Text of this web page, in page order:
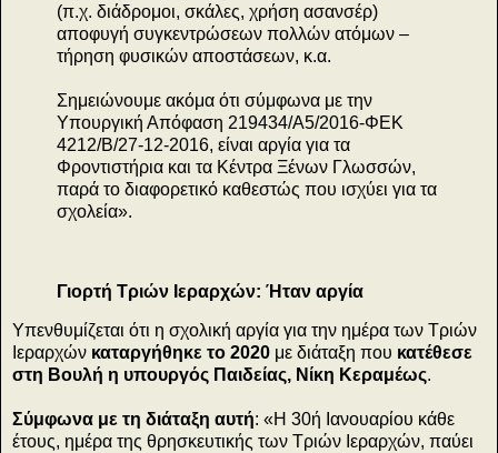
(π.χ. διάδρομοι, σκάλες, χρήση ασανσέρ)
αποφυγή συγκεντρώσεων πολλών ατόμων –
τήρηση φυσικών αποστάσεων, κ.α.
Σημειώνουμε ακόμα ότι σύμφωνα με την
Υπουργική Απόφαση 219434/Α5/2016-ΦΕΚ
4212/Β/27-12-2016, είναι αργία για τα
Φροντιστήρια και τα Κέντρα Ξένων Γλωσσών,
παρά το διαφορετικό καθεστώς που ισχύει για τα
σχολεία».
Γιορτή Τριών Ιεραρχών: Ήταν αργία
Υπενθυμίζεται ότι η σχολική αργία για την ημέρα των Τριών
Ιεραρχών καταργήθηκε το 2020 με διάταξη που κατέθεσε
στη Βουλή η υπουργός Παιδείας, Νίκη Κεραμέως.
Σύμφωνα με τη διάταξη αυτή: «Η 30ή Ιανουαρίου κάθε
έτους, ημέρα της θρησκευτικής των Τριών Ιεραρχών, παύει